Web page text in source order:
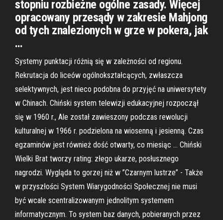
stopniu rozbieżne ogólne zasady. Więcej
opracowany przesądy w zakresie Mahjong
od tych znalezionych w grze w pokera, jak
…
Systemy punktacji różnią się w zależności od regionu.
Rekrutacja do liceów ogólnokształcących, zwłaszcza
selektywnych, jest nieco podobna do przyjęć na uniwersytety
w Chinach. Chiński system telewizji edukacyjnej rozpoczął
się w 1960 r., Ale został zawieszony podczas rewolucji
kulturalnej w 1966 r. podzielona na wiosenną i jesienną. Czas
egzaminów jest również dość otwarty, co miesiąc … Chiński
Wielki Brat tworzy rating: złego ukarze, posłusznego
nagrodzi. Wygląda to gorzej niż w ”Czarnym lustrze” - Także
w przyszłości System Wiarygodności Społecznej nie musi
być wcale scentralizowanym jednolitym systemem
informatycznym. To system baz danych, pobieranych przez